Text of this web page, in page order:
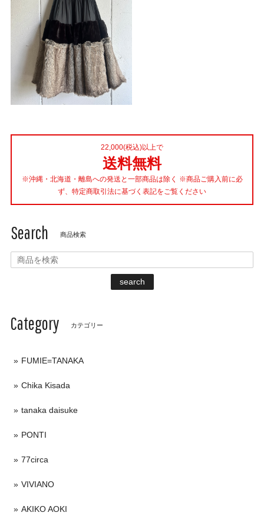
22,000(税込)以上で
送料無料
※沖縄・北海道・離島への発送と一部商品は除く ※商品ご購入前に必
ず、特定商取引法に基づく表記をご覧ください
Search 商品検索
search
Category カテゴリー
FUMIE=TANAKA
Chika Kisada
tanaka daisuke
PONTI
77circa
VIVIANO
AKIKO AOKI